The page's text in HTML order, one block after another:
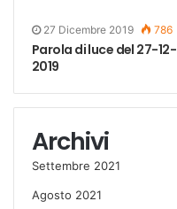
27 Dicembre 2019 786
Parola di luce del 27-12-
2019
Archivi
Settembre 2021
Agosto 2021